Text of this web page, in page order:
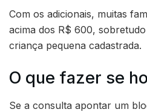
Com os adicionais, muitas
acima dos R$ 600,
criança pequena cadastrada.
O que fazer se
Se a consulta apontar um